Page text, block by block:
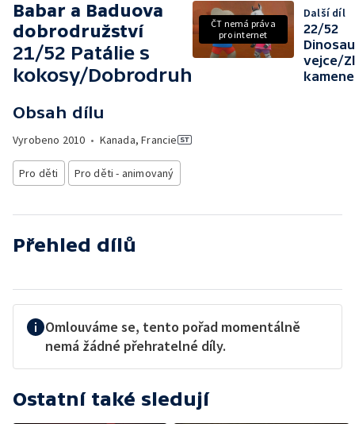
Babar a Baduova
dobrodružství
21/52 Patálie s
kokosy/Dobrodruh
Obsah dílu
Vyrobeno 2010 • Kanada, Francie
Pro děti Pro děti - animovaný
ČT nemá práva
pro internet
Další díl
22/52
vejce/
kamene
Přehled dílů
Omlouváme se, tento pořad momentálně
nemá žádné přehratelné díly.
Ostatní také sledují